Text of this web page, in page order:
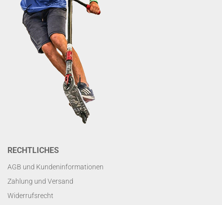
RECHTLICHES
AGB und Kundeninformationen
Zahlung und Versand
Widerrufsrecht